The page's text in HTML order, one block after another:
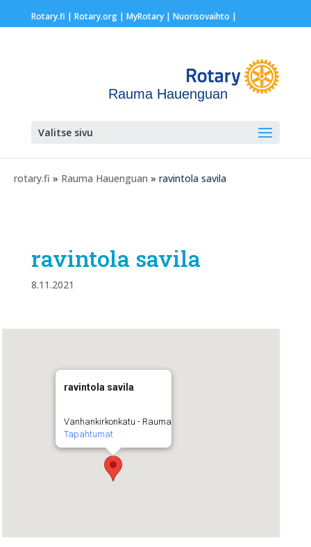
Rotary.fi | Rotary.org| MyRotary | Nuorisovaihto |
Rauma Hauenguan
Valitse sivu
rotary.fi » Rauma Hauenguan » ravintola savila
ravintola savila
8.11.2021
ravintola savila
Vanhankirkonkatu - Rauma
Tapahtumat